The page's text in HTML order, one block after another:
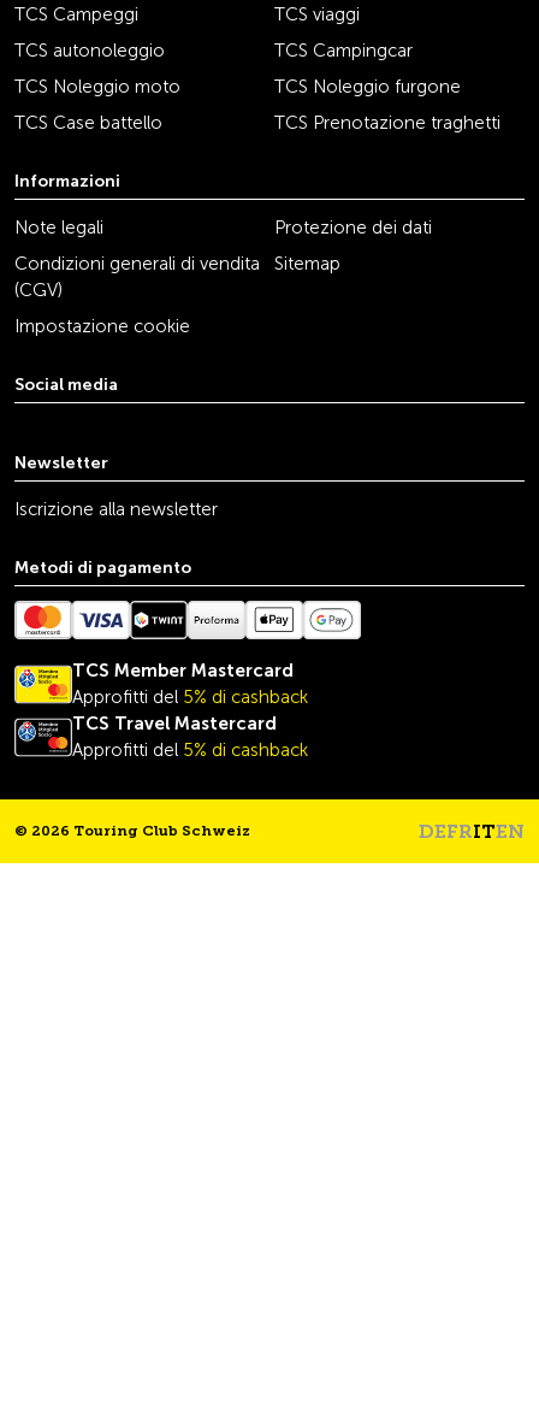
TCS Campeggi
TCS viaggi
TCS autonoleggio
TCS Campingcar
TCS Noleggio moto
TCS Noleggio furgone
TCS Case battello
TCS Prenotazione traghetti
Informazioni
Note legali
Protezione dei dati
Condizioni generali di vendita
(CGV)
Sitemap
Impostazione cookie
Social media
Newsletter
Iscrizione alla newsletter
Metodi di pagamento
TCS Member Mastercard
Approfitti del 5% di cashback
TCS Travel Mastercard
Approfitti del 5% di cashback
© 2026 Touring Club Schweiz DEFRITEN